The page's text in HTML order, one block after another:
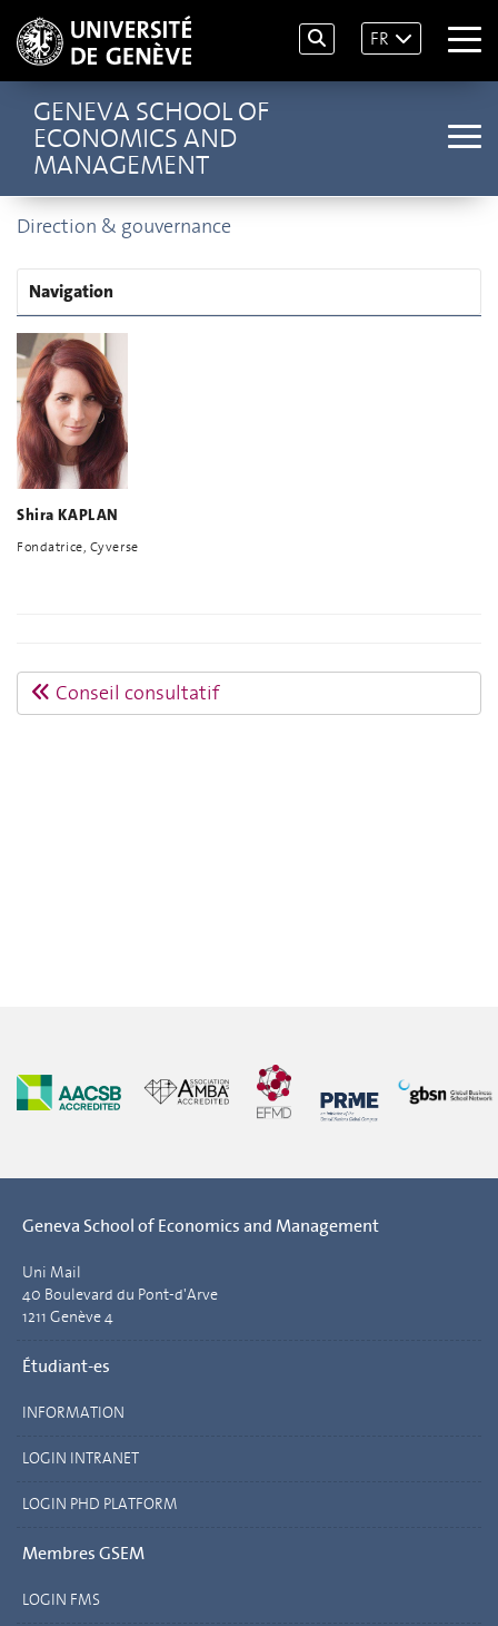
FR
GENEVA SCHOOL OF
ECONOMICS AND
MANAGEMENT
Direction & gouvernance
Navigation
Shira KAPLAN
Fondatrice, Cyverse
Conseil consultatif
Geneva School of Economics and Management
Uni Mail
40 Boulevard du Pont-d'Arve
1211 Genève 4
Étudiant-es
INFORMATION
LOGIN INTRANET
LOGIN PHD PLATFORM
Membres GSEM
LOGIN FMS